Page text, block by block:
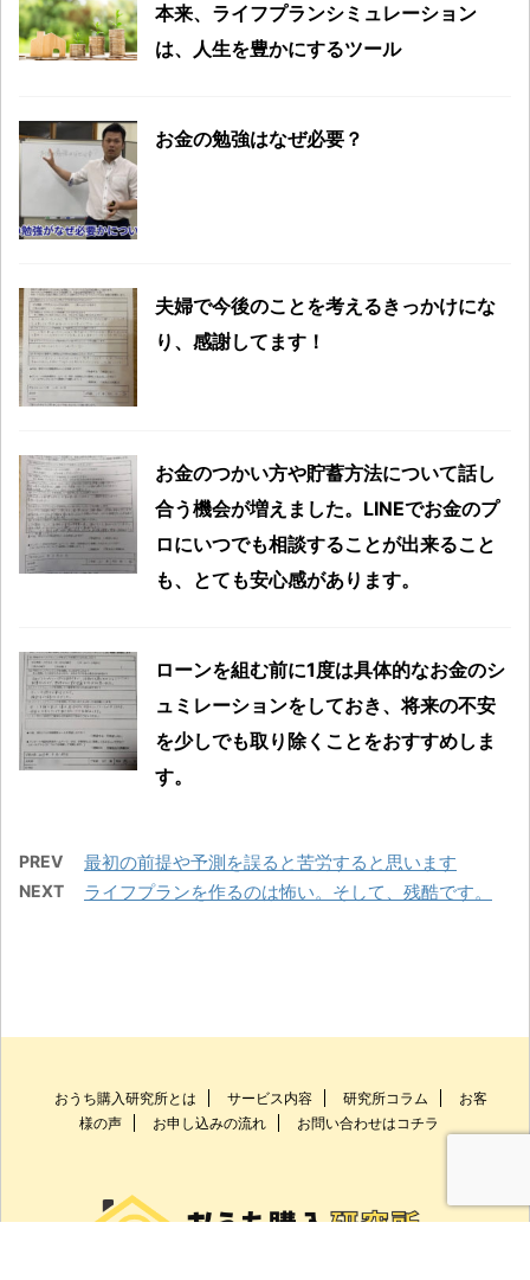
本来、ライフプランシミュレーション
は、人生を豊かにするツール
お金の勉強はなぜ必要？
夫婦で今後のことを考えるきっかけにな
り、感謝してます！
お金のつかい方や貯蓄方法について話し
合う機会が増えました。LINEでお金のプ
ロにいつでも相談することが出来ること
も、とても安心感があります。
ローンを組む前に1度は具体的なお金のシ
ュミレーションをしておき、将来の不安
を少しでも取り除くことをおすすめしま
す。
PREV 最初の前提や予測を誤ると苦労すると思います
NEXT ライフプランを作るのは怖い。そして、残酷です。
おうち購入研究所とは サービス内容 研究所コラム
お客
様の声
お申し込みの流れ お問い合わせはコチラ